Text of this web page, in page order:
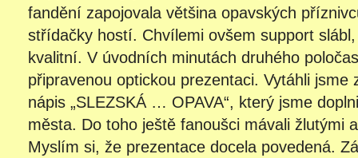
fandění zapojovala většina opavských
střídačky hostí. Chvílemi ovšem support
kvalitní. V úvodních minutách druhého
připravenou optickou prezentaci. Vytáhli jsme
nápis „SLEZSKÁ … OPAVA“, který jsme
města. Do toho ještě fanoušci mávali žlutými
Myslím si, že prezentace docela povedená.